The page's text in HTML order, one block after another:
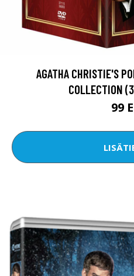
AGATHA CHRISTIE'S
COLLECTION
99